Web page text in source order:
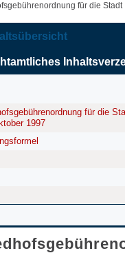
für die
für die
1997